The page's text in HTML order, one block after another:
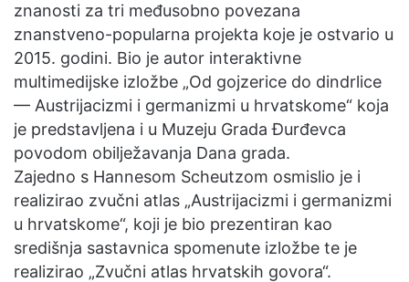
znanosti za tri međusobno povezana
znanstveno-popularna projekta koje je ostvario u
2015. godini. Bio je autor interaktivne
multimedijske izložbe „Od gojzerice do dindrlice
— Austrijacizmi i germanizmi u hrvatskome“ koja
je predstavljena i u Muzeju Grada Đurđevca
povodom obilježavanja Dana grada.
Zajedno s Hannesom Scheutzom osmislio je i
realizirao zvučni atlas „Austrijacizmi i germanizmi
u hrvatskome“, koji je bio prezentiran kao
središnja sastavnica spomenute izložbe te je
realizirao „Zvučni atlas hrvatskih govora“.